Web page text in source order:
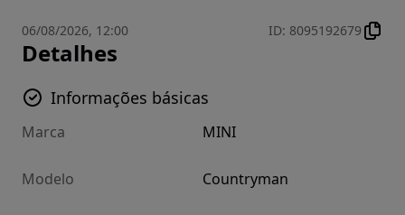
06/08/2026, 12:00 ID: 8095192679
Detalhes
Informações básicas
Marca MINI
Modelo Countryman